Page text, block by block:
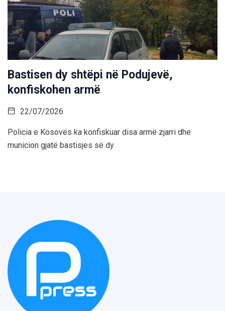
Bastisen dy shtëpi në Podujevë,
konfiskohen armë
22/07/2026
Policia e Kosovës ka konfiskuar disa armë zjarri dhe
municion gjatë bastisjes së dy